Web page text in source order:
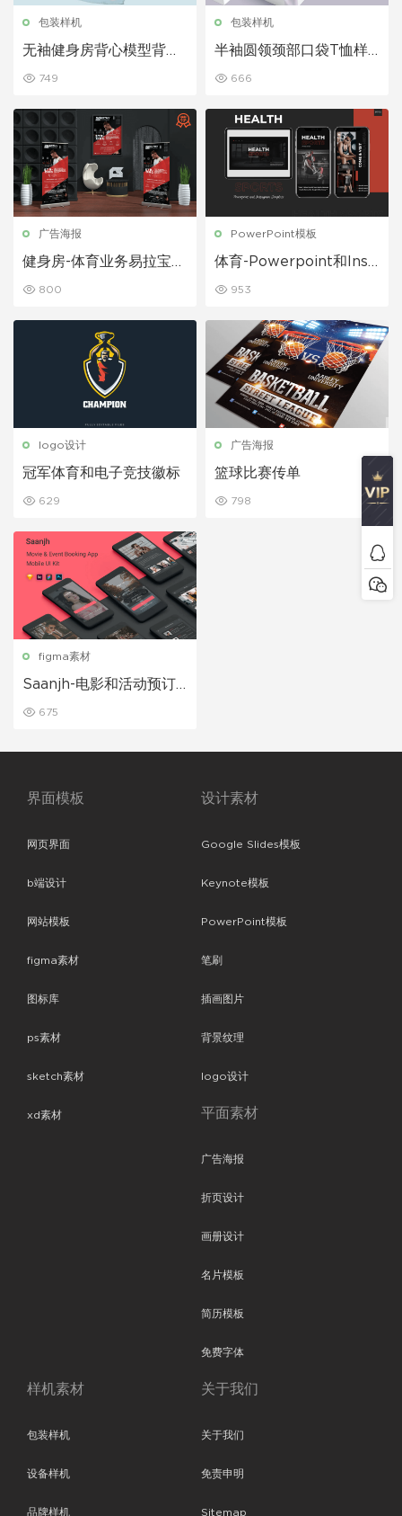
包装样机
无袖健身房背心模型背心
749
包装样机
半袖圆领颈部口袋T恤样
666
广告海报
健身房-体育业务易拉宝和
800
PowerPoint模板
体育-Powerpoint和Inst
953
logo设计
冠军体育和电子竞技徽标
629
广告海报
篮球比赛传单
798
figma素材
Saanjh-电影和活动预订U
675
界面模板
网页界面
b端设计
网站模板
figma素材
图标库
ps素材
sketch素材
xd素材
设计素材
Google Slides模板
Keynote模板
PowerPoint模板
笔刷
插画图片
背景纹理
logo设计
平面素材
广告海报
折页设计
画册设计
名片模板
简历模板
免费字体
样机素材
包装样机
设备样机
品牌样机
关于我们
关于我们
免责申明
Sitemap